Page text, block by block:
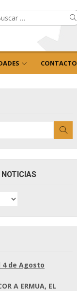
CONTACTO
NOTICIAS
4 de Agosto
A ERMUA, EL